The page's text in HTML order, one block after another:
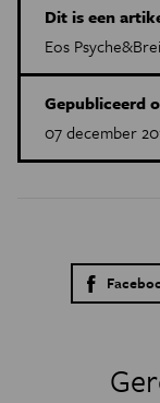
Dit is een
Eos
Gepubliceerd
07 december